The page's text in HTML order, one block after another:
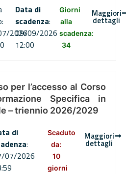
2026
Data di
scadenza:
09/09/2026
12:00
Giorni
alla
scadenza:
34
Maggiori
dettagli
per l’accesso al Corso
Specifica in
– triennio 2026/2029
di
:
07/2026
Scaduto
da:
10
giorni
Maggiori
dettagli